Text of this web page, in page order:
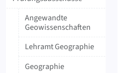
Angewandte
Geowissenschaften
Lehramt Geographie
Geographie